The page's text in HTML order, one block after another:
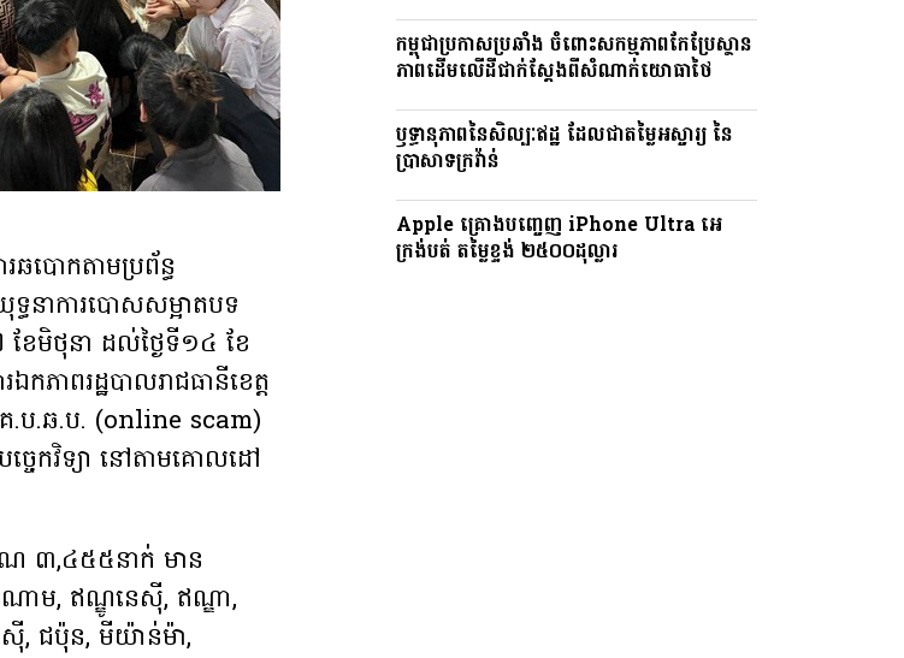
ឆបោកតាមប្រព័ន្ធ
ធនាការបោសសម្អាតបទ
ខែមិថុនា ដល់ថ្ងៃទី១៤ ខែ
ាពរដ្ឋបាលរាជធានីខេត្ត
គ.ប.ឆ.ប. (online scam)
ច្ចេកវិទ្យា នៅតាមគោលដៅ
ណ ៣,៤៥៥នាក់ មាន
ណាម, ឥណ្ឌូនេស៊ី, ឥណ្ឌា,
ស៊ី, ជប៉ុន, មីយ៉ាន់ម៉ា,
កម្ពុជាប្រកាសប្រឆាំង ចំពោះសកម្មភាពកែប្រែស្ថាន
ភាពដើមលើដីជាក់ស្តែងពីសំណាក់យោធាថៃ
ឫទ្ធានុភាពនៃសិល្បៈឥដ្ឋ ដែលជាតម្លៃអស្ចារ្យ នៃ
ប្រាសាទក្រវ៉ាន់
Apple គ្រោងបញ្ចេញ iPhone Ultra អេ
ក្រង់បត់ តម្លៃខ្ទង់ ២៥០០ដុល្លារ